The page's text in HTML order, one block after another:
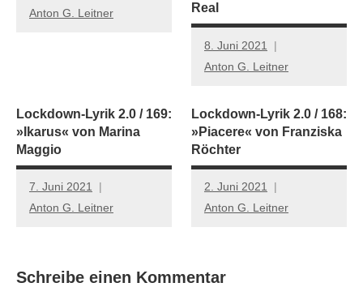
Anton G. Leitner
Real
8. Juni 2021
Anton G. Leitner
Lockdown-Lyrik 2.0 / 169:
»Ikarus« von Marina
Maggio
7. Juni 2021
Anton G. Leitner
Lockdown-Lyrik 2.0 / 168:
»Piacere« von Franziska
Röchter
2. Juni 2021
Anton G. Leitner
Schreibe einen Kommentar